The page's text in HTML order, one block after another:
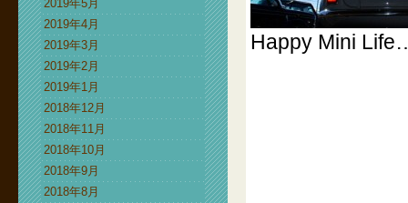
2019年5月
2019年4月
2019年3月
2019年2月
2019年1月
2018年12月
2018年11月
2018年10月
2018年9月
2018年8月
Happy Mini